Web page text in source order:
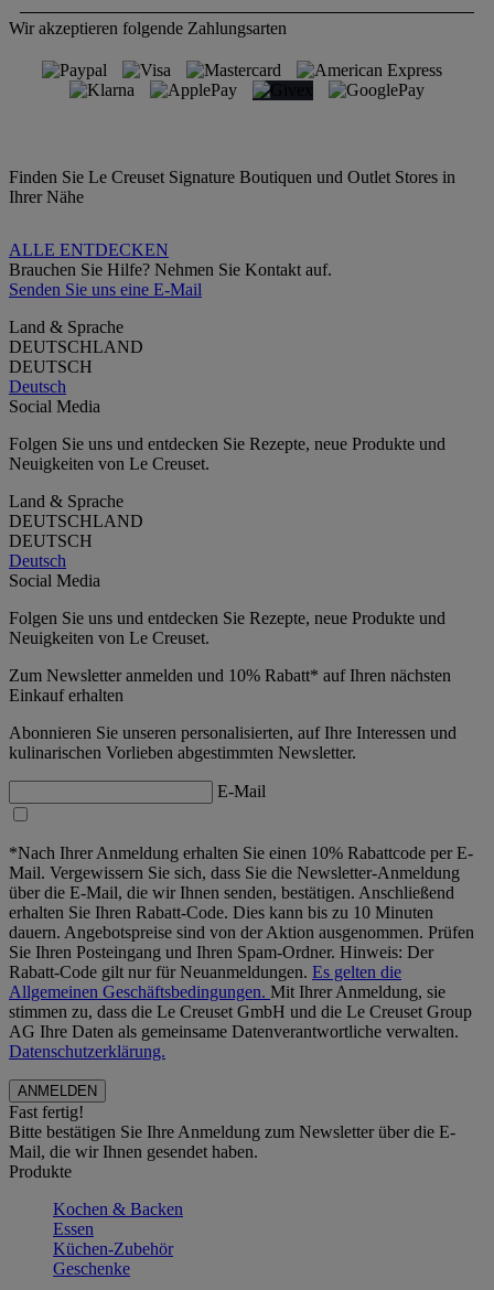
Wir akzeptieren folgende Zahlungsarten
Finden Sie Le Creuset Signature Boutiquen und Outlet Stores in
Ihrer Nähe
ALLE ENTDECKEN
Brauchen Sie Hilfe? Nehmen Sie Kontakt auf.
Senden Sie uns eine E-Mail
Land & Sprache
DEUTSCHLAND
DEUTSCH
Deutsch
Social Media
Folgen Sie uns und entdecken Sie Rezepte, neue Produkte und
Neuigkeiten von Le Creuset.
Land & Sprache
DEUTSCHLAND
DEUTSCH
Deutsch
Social Media
Folgen Sie uns und entdecken Sie Rezepte, neue Produkte und
Neuigkeiten von Le Creuset.
Zum Newsletter anmelden und 10% Rabatt* auf Ihren nächsten
Einkauf erhalten
Abonnieren Sie unseren personalisierten, auf Ihre Interessen und
kulinarischen Vorlieben abgestimmten Newsletter.
E-Mail
*Nach Ihrer Anmeldung erhalten Sie einen 10% Rabattcode per E-
Mail. Vergewissern Sie sich, dass Sie die Newsletter-Anmeldung
über die E-Mail, die wir Ihnen senden, bestätigen. Anschließend
erhalten Sie Ihren Rabatt-Code. Dies kann bis zu 10 Minuten
dauern. Angebotspreise sind von der Aktion ausgenommen. Prüfen
Sie Ihren Posteingang und Ihren Spam-Ordner. Hinweis: Der
Rabatt-Code gilt nur für Neuanmeldungen. Es gelten die
Allgemeinen Geschäftsbedingungen. Mit Ihrer Anmeldung, sie
stimmen zu, dass die Le Creuset GmbH und die Le Creuset Group
AG Ihre Daten als gemeinsame Datenverantwortliche verwalten.
Datenschutzerklärung.
Fast fertig!
Bitte bestätigen Sie Ihre Anmeldung zum Newsletter über die E-
Mail, die wir Ihnen gesendet haben.
Produkte
Kochen & Backen
Essen
Küchen-Zubehör
Geschenke